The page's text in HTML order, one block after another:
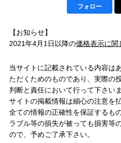
フォロー
【お知らせ】
2021年4月1日以降の価格表示に関
当サイトに記載されている内容は
ただくためのものであり、実際の
判断と責任において行って下さい
サイトの掲載情報は細心の注意を
全ての情報の正確性を保証するも
ラブル等の損失が被っても損害等
ので、予めご了承下さい。